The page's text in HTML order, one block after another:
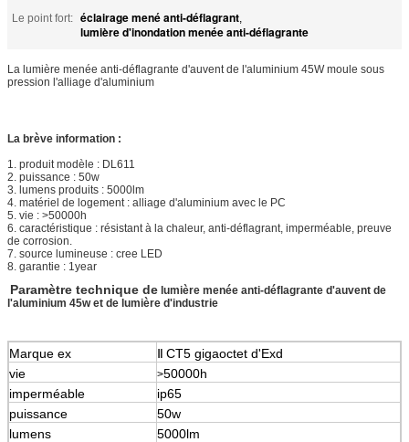
Le point fort: éclairage mené anti-déflagrant,
lumière d'inondation menée anti-déflagrante
La lumière menée anti-déflagrante d'auvent de l'aluminium 45W moule sous
pression l'alliage d'aluminium
La brève information :
1. produit modèle : DL611
2. puissance : 50w
3. lumens produits : 5000lm
4. matériel de logement : alliage d'aluminium avec le PC
5. vie : >50000h
6. caractéristique : résistant à la chaleur, anti-déflagrant, imperméable, preuve
de corrosion.
7. source lumineuse : cree LED
8. garantie : 1year
Paramètre technique de lumière menée anti-déflagrante d'auvent de
l'aluminium 45w et de lumière d'industrie
Marque ex Ⅱ CT5 gigaoctet d'Exd
vie
>50000h
imperméable
ip65
puissance
50w
lumens
5000lm